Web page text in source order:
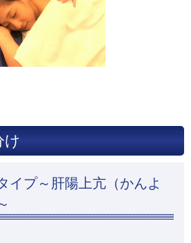
け
イプ～肝陽上亢（かんよ